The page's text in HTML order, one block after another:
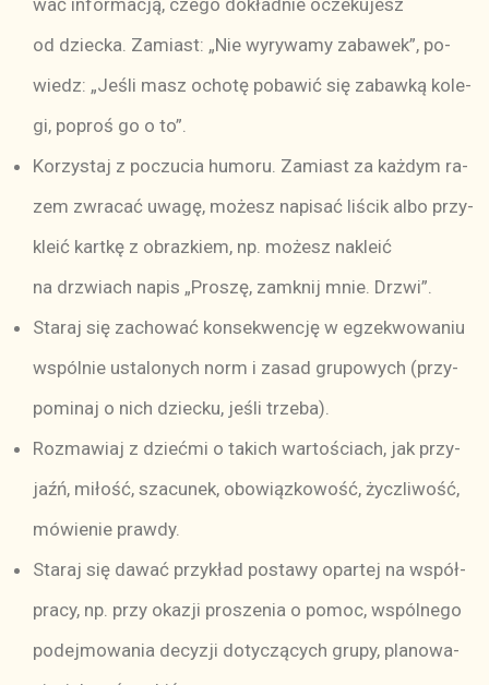
wać in­for­ma­cją, cze­go do­kład­nie ocze­ku­jesz
od dziec­ka. Za­miast: „Nie wy­ry­wa­my za­ba­we­k”, po­
wiedz: „Je­śli masz ocho­tę po­ba­wić się za­baw­ką ko­le­
gi, po­proś go o to”.
Ko­rzy­staj z po­czu­cia hu­mo­ru. Za­miast za każ­dym ra­
zem zwra­cać uwa­gę, mo­żesz na­pi­sać li­ścik al­bo przy­
kle­ić kart­kę z obraz­kiem, np. mo­żesz na­kle­ić
na drzwiach na­pis „Pro­szę, za­mknij mnie. Drz­wi”.
Sta­raj się za­cho­wać kon­se­kwen­cję w eg­ze­kwo­wa­niu
wspól­nie usta­lo­nych norm i za­sad gru­po­wych (przy­
po­mi­naj o nich dziec­ku, je­śli trze­ba).
Ro­zma­wiaj z dzieć­mi o ta­kich war­to­ściach, jak przy­
jaźń, mi­łość, sza­cu­nek, obo­wiąz­ko­wość, życz­li­wość,
mó­wie­nie praw­dy.
Sta­raj się da­wać przy­kład po­sta­wy opar­tej na współ­
pra­cy, np. przy oka­zji pro­sze­nia o po­moc, wspól­ne­go
po­dej­mo­wa­nia de­cy­zji do­ty­czą­cych gru­py, pla­no­wa­